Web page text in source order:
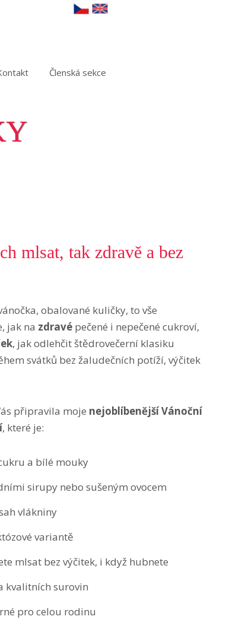
Členská sekce
mlsat, tak zdravě a bez
obalované kuličky, to vše
jak na zdravé pečené i nepečené cukroví,
, jak odlehčit štědrovečerní klasiku
svátků bez žaludečních potíží, výčitek
připravila moje nejoblíbenější Vánoční
, které je:
a bílé mouky
sirupy nebo sušeným ovocem
vlákniny
variantě
mlsat bez výčitek, i když hubnete
kvalitních surovin
pro celou rodinu